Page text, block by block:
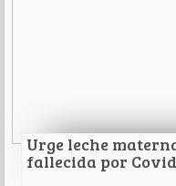
Urge leche
fallecida por